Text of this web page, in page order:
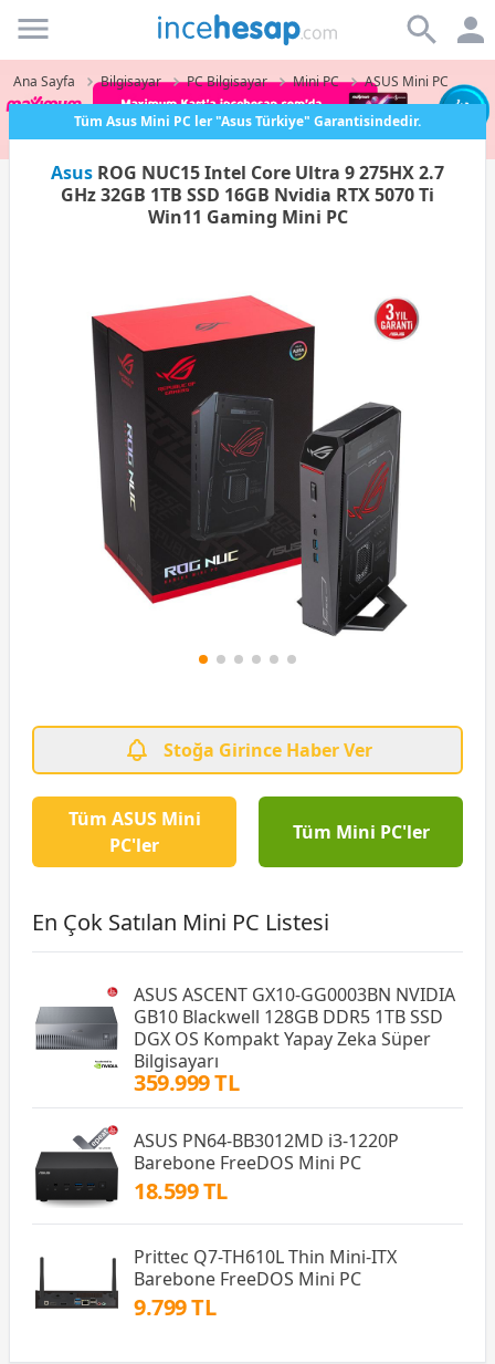
Incehesap
Ana Sayfa Bilgisayar PC Bilgisayar Mini PC ASUS Mini PC
Tüm Asus Mini PC ler "Asus Türkiye" Garantisindedir.
Asus ROG NUC15 Intel Core Ultra 9 275HX 2.7
GHz 32GB 1TB SSD 16GB Nvidia RTX 5070 Ti
Win11 Gaming Mini PC
Stoğa Girince Haber Ver
Tüm ASUS Mini
PC'ler
Tüm Mini PC'ler
En Çok Satılan Mini PC Listesi
ASUS ASCENT GX10-GG0003BN NVIDIA
GB10 Blackwell 128GB DDR5 1TB SSD
DGX OS Kompakt Yapay Zeka Süper
Bilgisayarı
359.999 TL
ASUS PN64-BB3012MD i3-1220P
Barebone FreeDOS Mini PC
18.599 TL
Prittec Q7-TH610L Thin Mini-ITX
Barebone FreeDOS Mini PC
9.799 TL